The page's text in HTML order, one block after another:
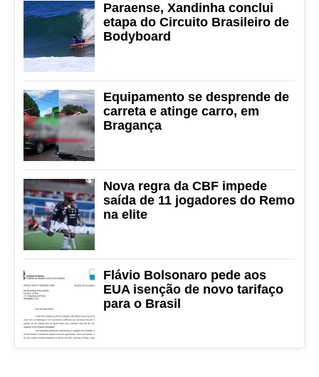
Paraense, Xandinha conclui
etapa do Circuito Brasileiro de
Bodyboard
Equipamento se desprende de
carreta e atinge carro, em
Bragança
Nova regra da CBF impede
saída de 11 jogadores do Remo
na elite
Flávio Bolsonaro pede aos
EUA isenção de novo tarifaço
para o Brasil